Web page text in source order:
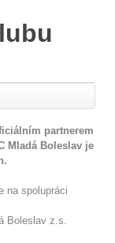
partnerem
Mladá Boleslav je
na spolupráci
Boleslav z.s.